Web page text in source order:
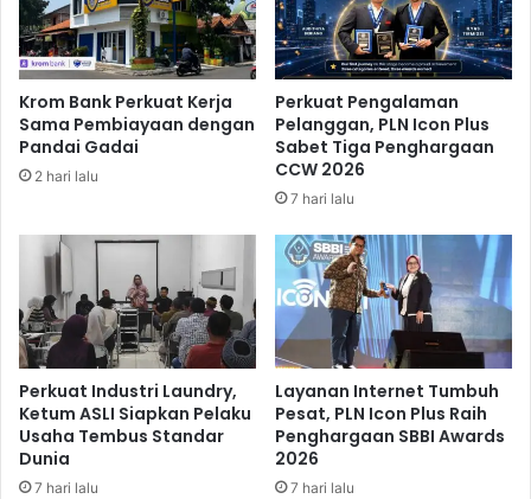
t
a
s
I
k
l
a
O
i
n
e
A
n
d
a
!
a
l
a
P
e
g
m
n
g
a
n
K
e
w
i
Krom Bank Perkuat Kerja
Sama Pembiayaan dengan
Pandai Gadai
2 hari lalu
Perkuat Pengalaman
Pelanggan, PLN Icon Plus
Sabet Tiga Penghargaan
CCW 2026
7 hari lalu
Perkuat Industri Laundry,
Ketum ASLI Siapkan Pelaku
Usaha Tembus Standar
Dunia
7 hari lalu
Layanan Internet Tumbuh
Pesat, PLN Icon Plus Raih
Penghargaan SBBI Awards
2026
7 hari lalu